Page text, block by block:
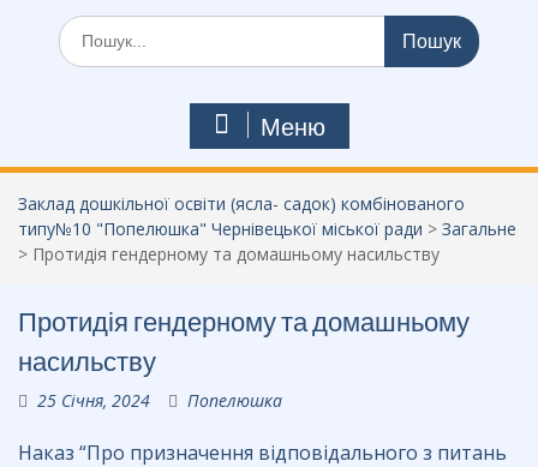
Шукати:
Меню
Заклад дошкільної освіти (ясла- садок) комбінованого
типу№10 "Попелюшка" Чернівецької міської ради > Загальне
> Протидія гендерному та домашньому насильству
Протидія гендерному та домашньому
насильству
25 Січня, 2024 Попелюшка
Наказ “Про призначення відповідального з питань